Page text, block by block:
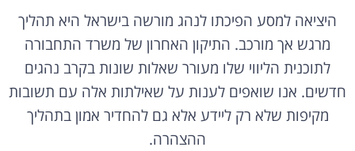
היציאה למסע הפיכתו לנהג מורשה בישראל היא תהליך
מרגש אך מורכב. התיקון האחרון של משרד התחבורה
לתוכנית הליווי שלו מעורר שאלות שונות בקרב נהגים
חדשים. אנו שואפים לענות על שאילתות אלה עם תשובות
מקיפות שלא רק ליידע אלא גם להחדיר אמון בתהליך
ההצהרה.